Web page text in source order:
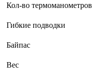
Кол-во термоманометров
Гибкие подводки
Байпас
Вес